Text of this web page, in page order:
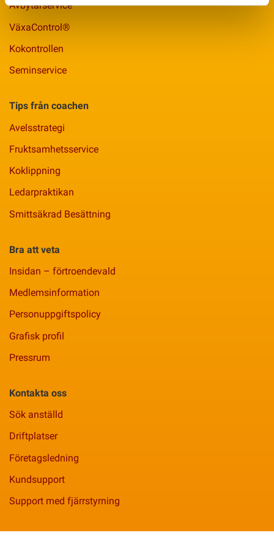
Avbytarservice
VäxaControl®
Kokontrollen
Seminservice
Tips från coachen
Avelsstrategi
Fruktsamhetsservice
Koklippning
Ledarpraktikan
Smittsäkrad Besättning
Bra att veta
Insidan – förtroendevald
Medlemsinformation
Personuppgiftspolicy
Grafisk profil
Pressrum
Kontakta oss
Sök anställd
Driftplatser
Företagsledning
Kundsupport
Support med fjärrstyrning